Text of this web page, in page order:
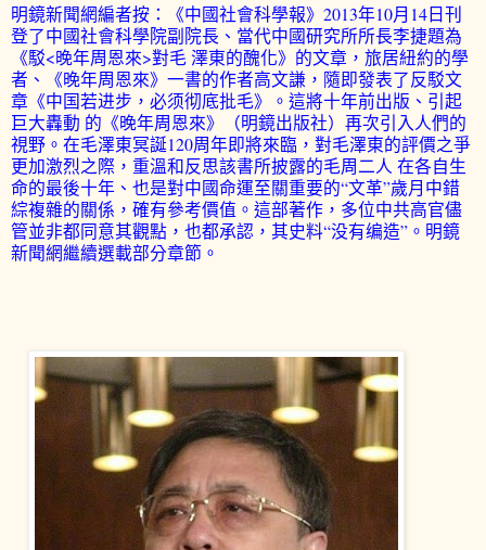
明鏡新聞網編者按：《中國社會科學報》2013年10月14日刊
登了中國社會科學院副院長、當代中國研究所所長李捷題為
《駁<晚年周恩來>對毛 澤東的醜化》的文章，旅居紐約的學
者、《晚年周恩來》一書的作者高文謙，隨即發表了反駁文
章《中国若进步，必须彻底批毛》。這將十年前出版、引起
巨大轟動 的《晚年周恩來》（明鏡出版社）再次引入人們的
視野。在毛澤東冥誕120周年即將來臨，對毛澤東的評價之爭
更加激烈之際，重溫和反思該書所披露的毛周二人 在各自生
命的最後十年、也是對中國命運至關重要的“文革”歲月中錯
綜複雜的關係，確有參考價值。這部著作，多位中共高官儘
管並非都同意其觀點，也都承認，其史料“没有编造”。明鏡
新聞網繼續選載部分章節。